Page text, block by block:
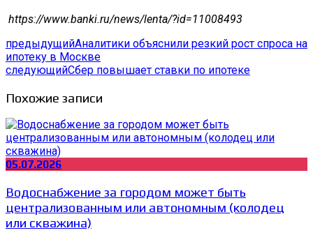
https://www.banki.ru/news/lenta/?id=11008493
предыдущийАналитики объяснили резкий рост спроса на
ипотеку в Москве
следующийСбер повышает ставки по ипотеке
Похожие записи
05.07.2026
Водоснабжение за городом может быть
централизованным или автономным (колодец
или скважина)